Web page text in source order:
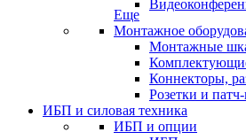
Еще
Монтажное
Монтажные
Коннекторы,
Розетки и
ИБП и силовая техника
ИБП и опции